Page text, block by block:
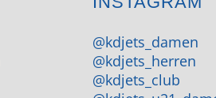
@kdjets_damen
@kdjets_herren
@kdjets_club